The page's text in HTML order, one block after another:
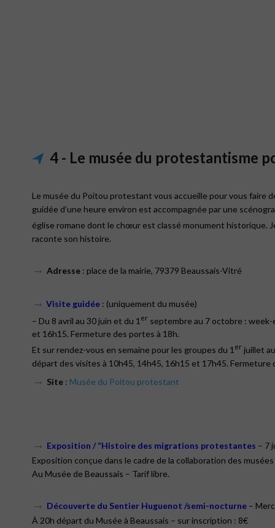
4 - Le musée du protestantisme
Le musée du Poitou protestant vous accueille pour vous faire
guidée d’une heure environ est accompagnée par une
église romane dont le chœur est classé monument historique.
raconte son histoire.
→ Adresse : place de la mairie, 79379 Beaussais-Vitré
→ Visite guidée : (uniquement du musée)
– Du 8 avril au 30 juin et du 1 er septembre au 7 octobre :
et 16h15. Fermeture des portes à 18h.
Et sur rendez-vous en semaine pour les groupes du 1 er juillet
départ des visites à 10h45, 14h45, 16h15 et 17h45.
→ Site : Musée du Poitou protestant
→ Exposition / “Histoire des migrations protestantes – 7
Exposition conçue dans le cadre de la collaboration des
Au Musée de Beaussais – Tarif libre.
→ Découverte du Sentier Huguenot /semi-nocturne –
À 20h départ du Musée à Beaussais – sur inscription : 8€